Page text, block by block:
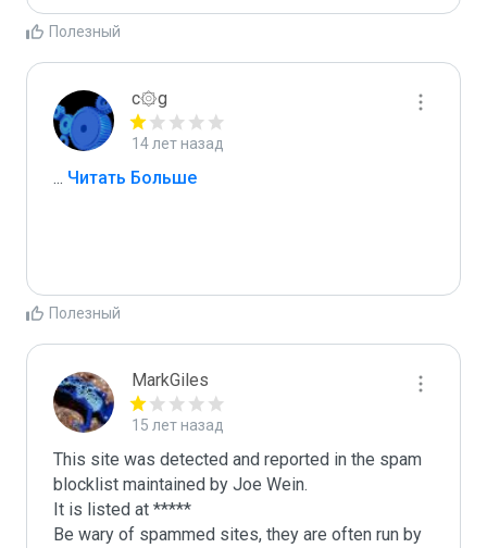
Полезный
c۞g
14 лет назад
... Читать Больше
Полезный
MarkGiles
15 лет назад
This site was detected and reported in the spam
blocklist maintained by Joe Wein.
It is listed at *****
Be wary of spammed sites, they are often run by